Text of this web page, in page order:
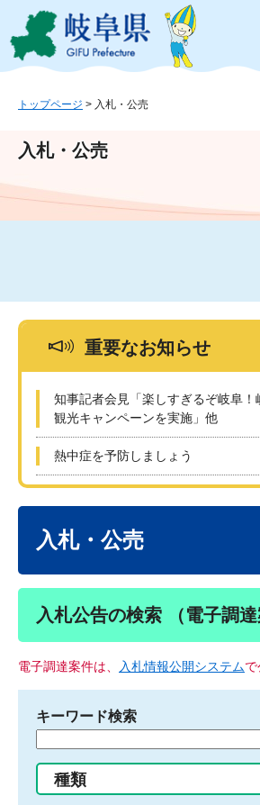
ジ
ュ
文
このページの本文へ
トップページ > 入札・公売
入札・公売
重要なお知らせ
知事記者会見「楽しすぎるぞ岐阜！
観光キャンペーンを実施」他
熱中症を予防しましょう
入札・公売
入札公告の検索 （電子調達
電子調達案件は、 入札情報公開システム
キーワード検索
る
種類